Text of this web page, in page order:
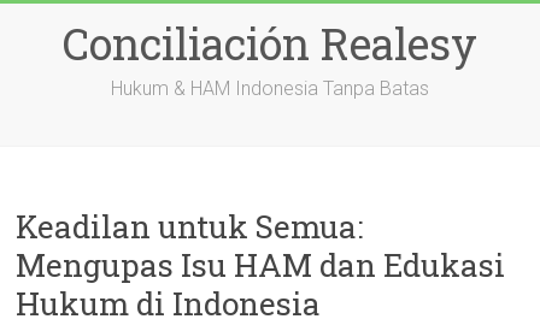
Conciliación Realesy
Hukum & HAM Indonesia Tanpa Batas
Keadilan untuk Semua:
Mengupas Isu HAM dan Edukasi
Hukum di Indonesia